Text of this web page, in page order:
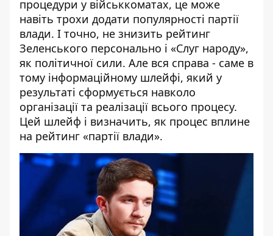
процедури у військкоматах, це може
навіть трохи додати популярності партії
влади. І точно, не знизить рейтинг
Зеленського персонально і «Слуг народу»,
як політичної сили. Але вся справа - саме в
тому інформаційному шлейфі, який у
результаті сформується навколо
організації та реалізації всього процесу.
Цей шлейф і визначить, як процес вплине
на рейтинг «партії влади».